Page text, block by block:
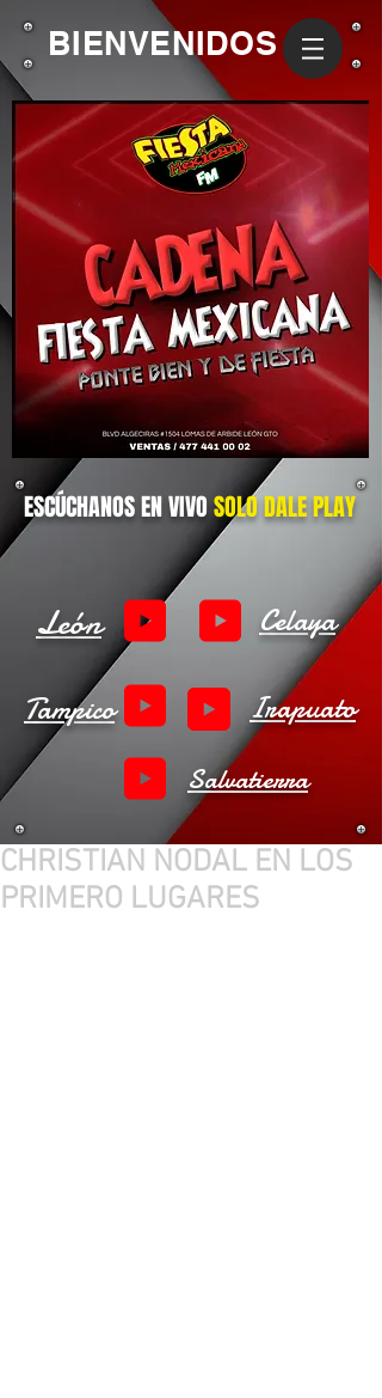
BIENVENIDOS
ESCÚCHANOS EN VIVOSOLO DALEPLAY
León Celaya
Tampico Irapuato
Salvatierra
CHRISTIAN NODAL EN LOS
PRIMERO LUGARES